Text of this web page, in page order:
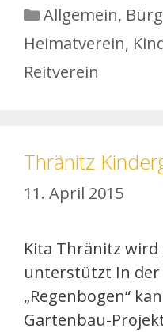
Kategorien
Allgemein,
Heimatverein,
Reitverein
Thränitz
11. April 2015
Kita Thränitz
unterstützt In
„Regenbogen“
Gartenbau-